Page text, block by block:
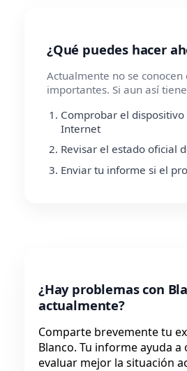
¿Qué puedes hacer
Actualmente no se conocen
importantes. Si aun así
Comprobar el
Internet
Revisar el estado oficial
Enviar tu informe si el
¿Hay problemas con
actualmente?
Comparte brevemente tu
Blanco. Tu informe ayuda
evaluar mejor la situación